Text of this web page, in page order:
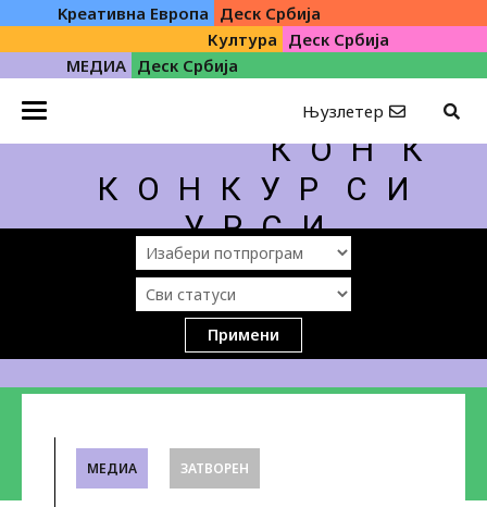
Kреативна Eвропа Деск Србија
Култура Деск Србија
МЕДИА Деск Србија
Њузлетер
К О Н К
К О Н К У Р
С И
У Р С И
Примени
МЕДИА ЗАТВОРЕН